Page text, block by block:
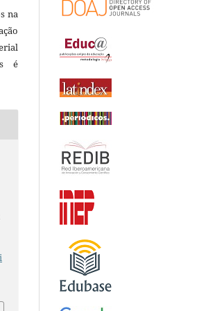
na
é